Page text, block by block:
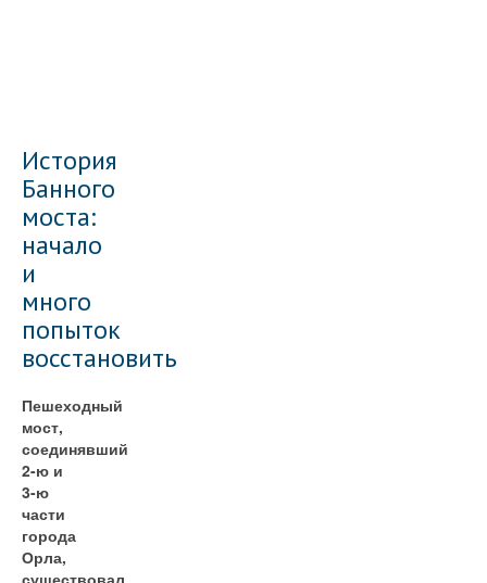
История
Банного
моста:
начало
и
много
попыток
восстановить
Пешеходный
мост,
соединявший
2-ю и
3-ю
части
города
Орла,
существовал